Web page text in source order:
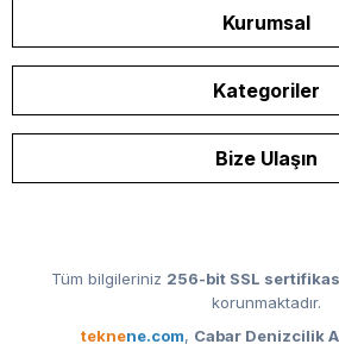
Kurumsal
Kategoriler
Bize Ulaşın
Tüm bilgileriniz 256-bit SSL
korunmaktadır.
teknene.com, Cabar Denizcilik